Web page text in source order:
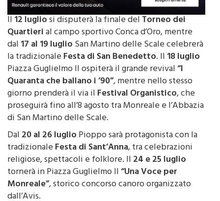
Il12 lugliosi disputerà la finale delTorneo dei
Quartierial campo sportivo Conca d’Oro, mentre
dal17 al 19 luglioSan Martino delle Scale celebrerà
la tradizionaleFesta di San Benedetto. Il18 luglio
Piazza Guglielmo II ospiterà il grande revival“I
Quaranta che ballano i ’90”, mentre nello stesso
giorno prenderà il via ilFestival Organistico, che
proseguirà fino all’8 agosto tra Monreale e l’Abbazia
di San Martino delle Scale.
Dal20 al 26 luglioPioppo sarà protagonista con la
tradizionaleFesta di Sant’Anna, tra celebrazioni
religiose, spettacoli e folklore. Il24 e 25 luglio
tornerà in Piazza Guglielmo II“Una Voce per
Monreale”, storico concorso canoro organizzato
dall’Avis.